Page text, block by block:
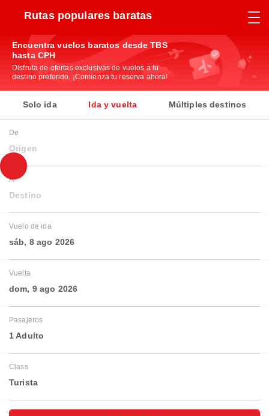
Rutas populares baratas
Encuentra vuelos baratos desde TBS
hasta CPH
Disfruta de ofertas exclusivas de vuelos a tu
destino preferido. ¡Comienza tu reserva ahora!
Solo ida Ida y vuelta Múltiples destinos
De
Origen
A
Destino
Vuelo de ida
sáb, 8 ago 2026
Vuelta
dom, 9 ago 2026
Pasajeros
1 Adulto
Class
Turista